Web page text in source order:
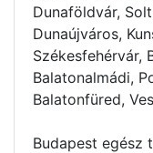
Dunaföldvár,
Dunaújváros,
Székesfehérvár,
Balatonalmádi,
Balatonfüred,
Budapest egész